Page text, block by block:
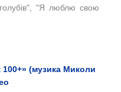
"Я люблю свою
(музика Миколи